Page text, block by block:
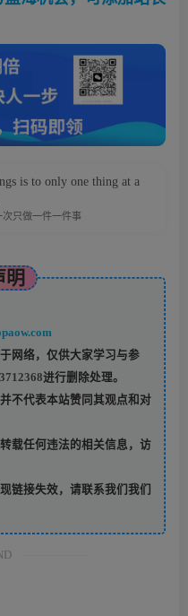
is to only one thing at a
只做一件一件事
明
网络，仅供大家学习与参
进行删除处理。
不代表本站赞同其观点和对
载任何违法的相关信息，访
链接失效，请联系我们我们